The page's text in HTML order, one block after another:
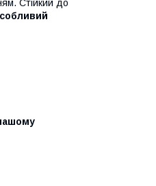
Стійкий до